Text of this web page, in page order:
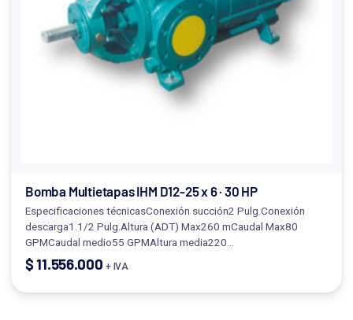
Bomba Multietapas IHM D12-25 x 6 · 30 HP
Especificaciones técnicasConexión succión2 Pulg.Conexión
descarga1.1/2 Pulg.Altura (ADT) Max260 mCaudal Max80
GPMCaudal medio55 GPMAltura media220…
$11.556.000 + IVA